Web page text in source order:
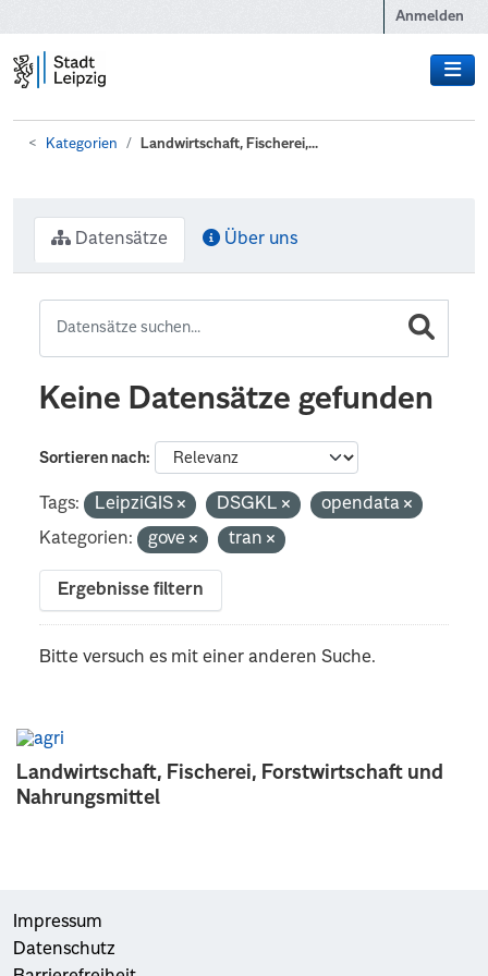
Anmelden
Kategorien Landwirtschaft, Fischerei,...
Landwirtschaft, Fischerei, Forstwirtschaft und
Nahrungsmittel
Datensätze Über uns
Keine Datensätze gefunden
Sortieren nach
Tags: LeipziGIS DSGKL
opendata
Kategorien:
gove tran
Ergebnisse filtern
Bitte versuch es mit einer anderen Suche.
Impressum
Datenschutz